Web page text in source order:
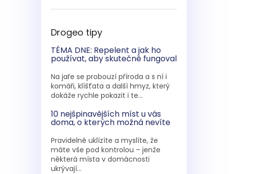
Drogeo tipy
TÉMA DNE: Repelent a jak ho
používat, aby skutečně fungoval
Na jaře se probouzí příroda a s ní i
komáři, klíšťata a další hmyz, který
dokáže rychle pokazit i te...
10 nejšpinavějších míst u vás
doma, o kterých možná nevíte
Pravidelně uklízíte a myslíte, že
máte vše pod kontrolou – jenže
některá místa v domácnosti
ukrývají...